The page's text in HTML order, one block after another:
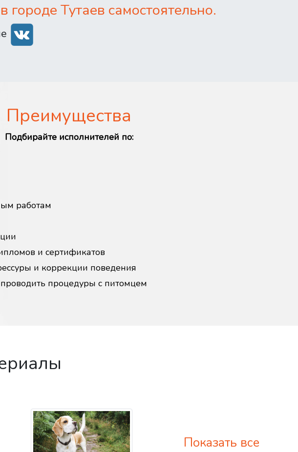
Тутаев самостоятельно.
Преимущества
Подбирайте исполнителей по:
работам
и сертификатов
и коррекции поведения
проводить процедуры с питомцем
Показать все